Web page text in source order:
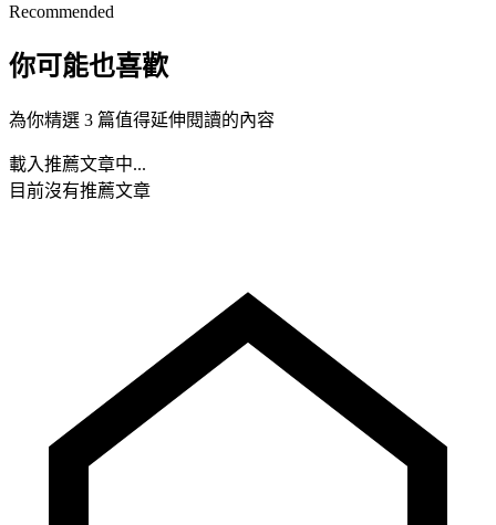
Recommended
你可能也喜歡
為你精選 3 篇值得延伸閱讀的內容
載入推薦文章中...
目前沒有推薦文章